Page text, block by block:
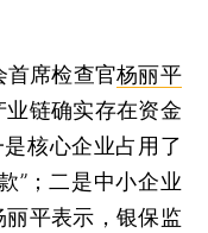
席检查官杨丽平
链确实存在资金
核心企业占用了
”；二是中小企业
平表示，银保监